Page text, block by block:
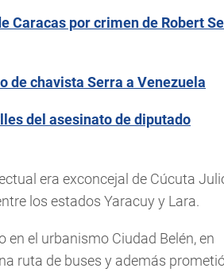
Caracas por crimen de Robert
de chavista Serra a Venezuela
del asesinato de diputado
era exconcejal de Cúcuta
los estados Yaracuy y Lara.
el urbanismo Ciudad Belén, en
ruta de buses y además